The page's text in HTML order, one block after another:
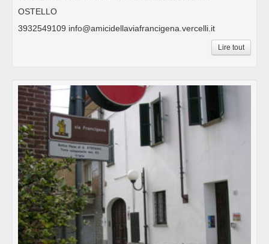
OSTELLO
3932549109 info@amicidellaviafrancigena.vercelli.it
Lire tout